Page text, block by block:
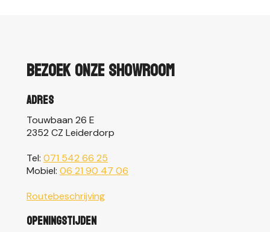
Bezoek onze showroom
Adres
Touwbaan 26 E
2352 CZ Leiderdorp
Tel: 071 542 66 25
Mobiel: 06 21 90 47 06
Routebeschrijving
Openingstijden